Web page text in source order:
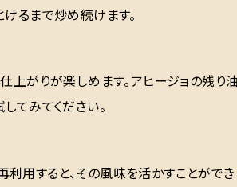
るまで炒め続けます。
上がりが楽しめます。アヒージョの残
てみてください。
すると、その風味を活かすことがで